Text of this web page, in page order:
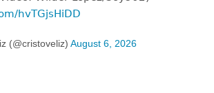
hvTGjsHiDD
(@cristoveliz) August 6, 2026